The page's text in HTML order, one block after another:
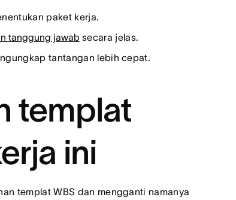
paket kerja.
tanggung jawab secara jelas.
tantangan lebih cepat.
templat
ini
templat WBS dan mengganti namanya